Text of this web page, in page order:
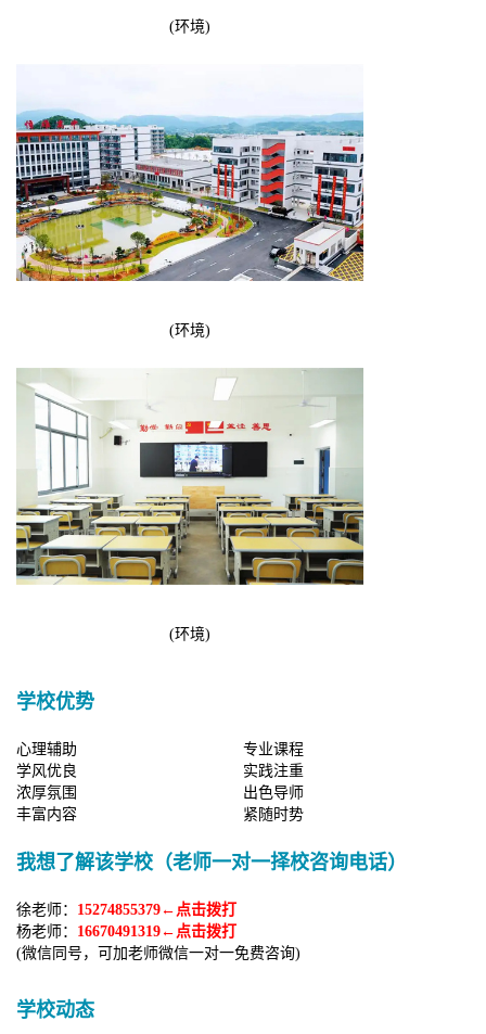
(环境)
(环境)
(环境)
学校优势
心理辅助
专业课程
学风优良
实践注重
浓厚氛围
出色导师
丰富内容
紧随时势
我想了解该学校（老师一对一择校咨询电话）
徐老师： 15274855379←点击拨打
杨老师： 16670491319←点击拨打
(微信同号，可加老师微信一对一免费咨询)
学校动态